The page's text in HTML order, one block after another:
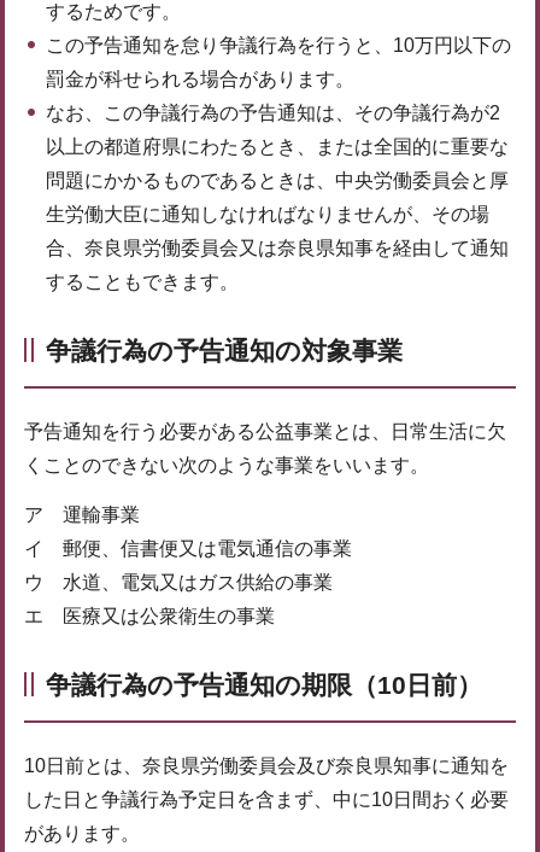
するためです。
この予告通知を怠り争議行為を行うと、10万円以下の
罰金が科せられる場合があります。
なお、この争議行為の予告通知は、その争議行為が2
以上の都道府県にわたるとき、または全国的に重要な
問題にかかるものであるときは、中央労働委員会と厚
生労働大臣に通知しなければなりませんが、その場
合、奈良県労働委員会又は奈良県知事を経由して通知
することもできます。
争議行為の予告通知の対象事業
予告通知を行う必要がある公益事業とは、日常生活に欠
くことのできない次のような事業をいいます。
ア 運輸事業
イ 郵便、信書便又は電気通信の事業
ウ 水道、電気又はガス供給の事業
エ 医療又は公衆衛生の事業
争議行為の予告通知の期限（10日前）
10日前とは、奈良県労働委員会及び奈良県知事に通知を
した日と争議行為予定日を含まず、中に10日間おく必要
があります。